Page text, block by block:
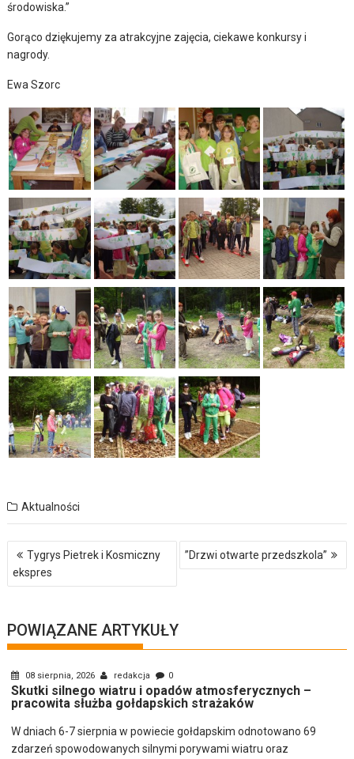
środowiska.”
Gorąco dziękujemy za atrakcyjne zajęcia, ciekawe konkursy i
nagrody.
Ewa Szorc
Aktualności
Nawigacja
wpisu
Tygrys Pietrek i Kosmiczny
ekspres
”Drzwi otwarte przedszkola”
POWIĄZANE ARTYKUŁY
08 sierpnia, 2026 redakcja 0
Skutki silnego wiatru i opadów atmosferycznych –
pracowita służba gołdapskich strażaków
W dniach 6-7 sierpnia w powiecie gołdapskim odnotowano 69
zdarzeń spowodowanych silnymi porywami wiatru oraz